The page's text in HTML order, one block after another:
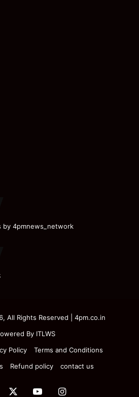
by 4pmnews_network
All Rights Reserved | 4pm.co.in
By ITLWS
Policy
Terms and Conditions
Refund policy contact us
YouTubeInstagram